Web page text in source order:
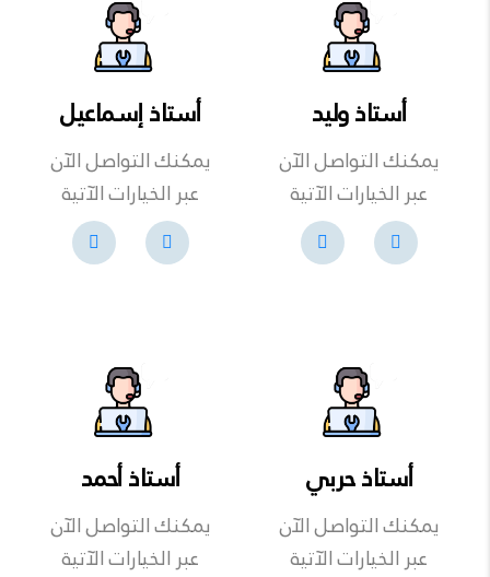
أستاذ وليد
يمكنك التواصل الآن
عبر الخيارات الآتية
أستاذ إسماعيل
يمكنك التواصل الآن
عبر الخيارات الآتية
أستاذ حربي
يمكنك التواصل الآن
عبر الخيارات الآتية
أستاذ أحمد
يمكنك التواصل الآن
عبر الخيارات الآتية